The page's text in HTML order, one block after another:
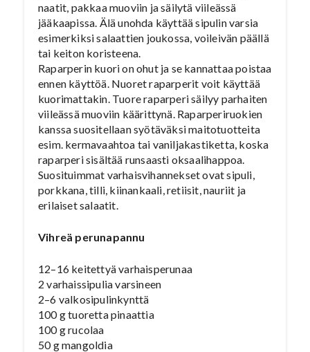
naatit, pakkaa muoviin ja säilytä viileässä
jääkaapissa. Älä unohda käyttää sipulin varsia
esimerkiksi salaattien joukossa, voileivän päällä
tai keiton koristeena.
Raparperin kuori on ohut ja se kannattaa poistaa
ennen käyttöä. Nuoret raparperit voit käyttää
kuorimattakin. Tuore raparperi säilyy parhaiten
viileässä muoviin käärittynä. Raparperiruokien
kanssa suositellaan syötäväksi maitotuotteita
esim. kermavaahtoa tai vaniljakastiketta, koska
raparperi sisältää runsaasti oksaalihappoa.
Suosituimmat varhaisvihannekset ovat sipuli,
porkkana, tilli, kiinankaali, retiisit, nauriit ja
erilaiset salaatit.
Vihreä perunapannu
12–16 keitettyä varhaisperunaa
2 varhaissipulia varsineen
2–6 valkosipulinkynttä
100 g tuoretta pinaattia
100 g rucolaa
50 g mangoldia